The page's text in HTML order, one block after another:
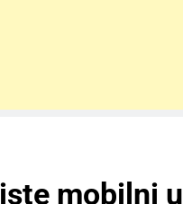
mobilni u